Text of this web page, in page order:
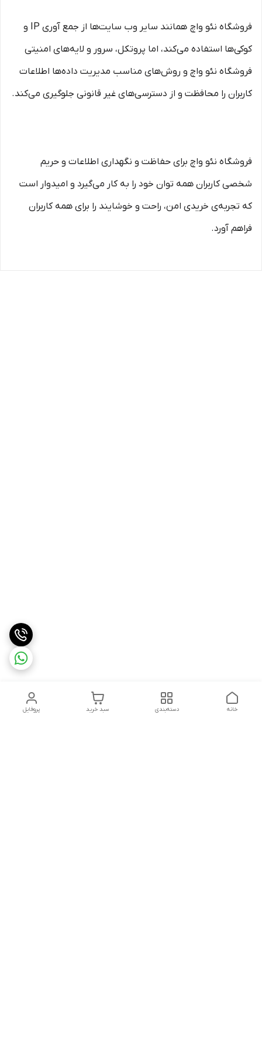
فروشگاه نئو واچ همانند سایر وب سایت‌ها از جمع آوری IP و
کوکی‌ها استفاده می‌کند، اما پروتکل، سرور و لایه‌های امنیتی
فروشگاه نئو واچ و روش‌های مناسب مدیریت داده‌ها اطلاعات
کاربران را محافظت و از دسترسی‌های غیر قانونی جلوگیری می‌کند.
فروشگاه نئو واچ برای حفاظت و نگهداری اطلاعات و حریم
شخصی کاربران همه توان خود را به کار می‌گیرد و امیدوار است
که تجربه‌ی خریدی امن، راحت و خوشایند را برای همه کاربران
فراهم آورد.
پروفایل سبد خرید دسته‌بندی خانه